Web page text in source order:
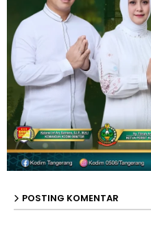
POSTING KOMENTAR